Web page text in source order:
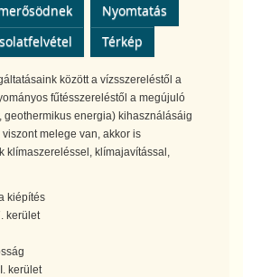
Nyomtatás
Térkép
között a vízsszereléstől a
fűtésszereléstől a megújuló
geothermikus energia) kihasználásáig
melege van, akkor is
klímaszereléssel, klímajavítással,
kiépítés
kerület
kerület